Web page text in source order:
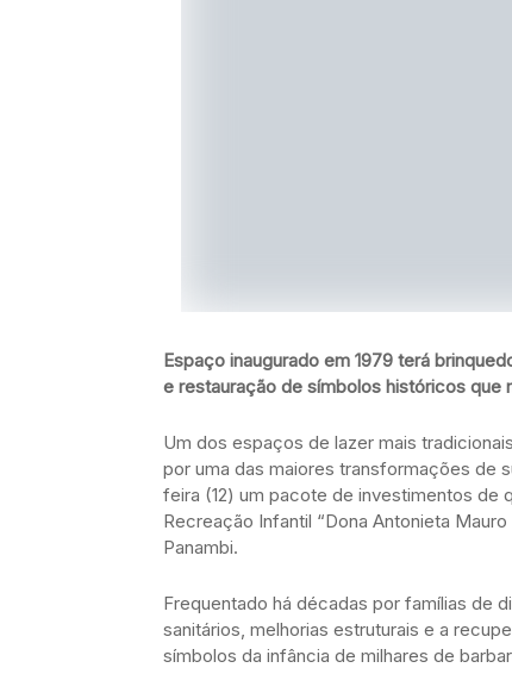
Espaço inaugurado em 1979 terá
e restauração de símbolos históricos que
Um dos espaços de lazer mais
por uma das maiores transformações de
feira (12) um pacote de investimentos de
Recreação Infantil “Dona Antonieta
Panambi.
Frequentado há décadas por famílias de
sanitários, melhorias estruturais e a
símbolos da infância de milhares de